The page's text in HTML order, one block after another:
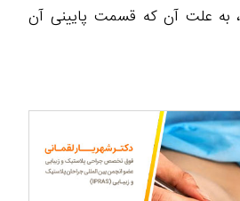
به علت آن که قسمت پایینی آن